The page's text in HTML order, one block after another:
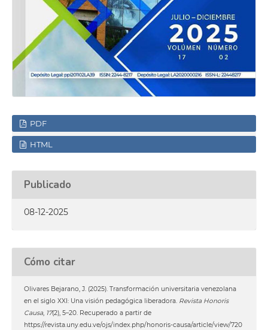
PDF
HTML
Publicado
08-12-2025
Cómo citar
Olivares Bejarano, J. (2025). Transformación universitaria venezolana
en el siglo XXI: Una visión pedagógica liberadora. Revista Honoris
Causa, 17(2), 5–20. Recuperado a partir de
https://revista.uny.edu.ve/ojs/index.php/honoris-causa/article/view/720